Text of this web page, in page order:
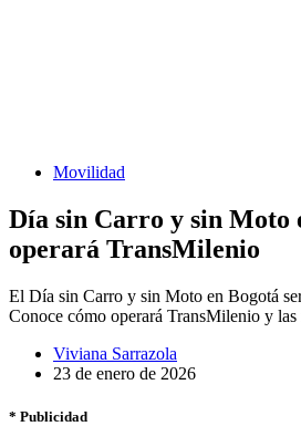
Movilidad
Día sin Carro y sin Moto
operará TransMilenio
El Día sin Carro y sin Moto en Bogotá
Conoce cómo operará TransMilenio y
Viviana Sarrazola
23 de enero de 2026
* Publicidad